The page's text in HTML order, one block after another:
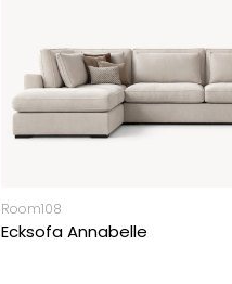
Room108
Ecksofa Annabelle